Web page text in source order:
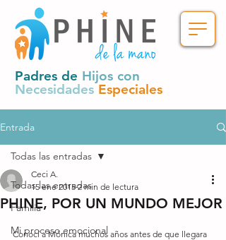
Padres de Hijos con
Necesidades Especiales
Entrada
Todas las entradas
Familia
Mi proceso emocional
Todas las entradas
PHINE, POR UN MUNDO MEJOR
Ceci A.
15 ene 2015 2 min de lectura
Conocí a Mónica muchos años antes de que llegara